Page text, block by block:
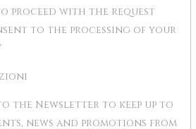
proceed with the request
to the processing of your
the Newsletter to keep up to
news and promotions from